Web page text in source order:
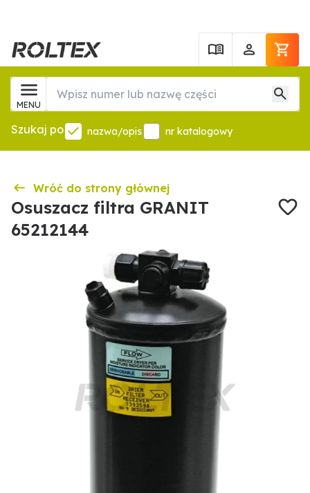
MENU
Szukaj po nazwa/opis nr katalogowy
Wróć do strony głównej
Osuszacz filtra GRANIT
65212144